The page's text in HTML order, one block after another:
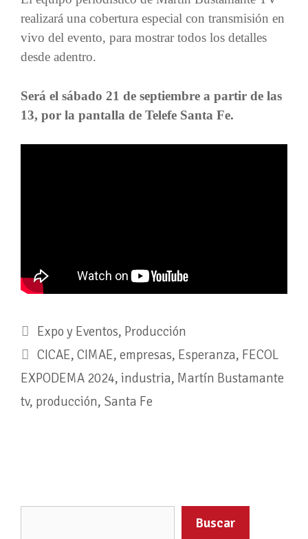
realizará una cobertura especial con transmisión en
vivo del evento, para mostrar todos los detalles
desde adentro.
Será el sábado 21 de septiembre a partir de las
13, por la pantalla de Telefe Santa Fe.
Expo y Eventos, Producción
CICAE,CIMAE,empresas, Esperanza, FECOL
EXPODEMA 2024, industria, Martín Bustamante
tv, producción, Santa Fe
Buscar